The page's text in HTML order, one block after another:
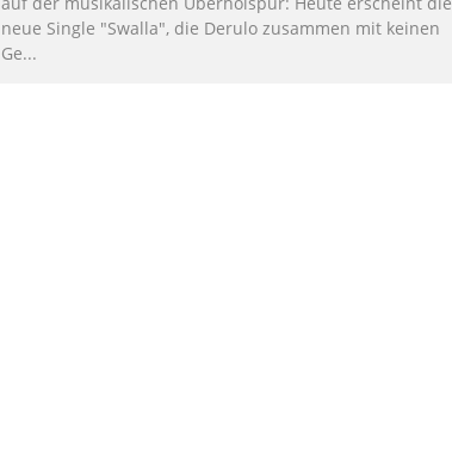
neue Single "Swalla", die Derulo zusammen mit keinen
Ge...